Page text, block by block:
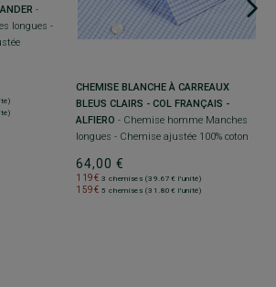
-
longues -
CHEMISE BLANCHE À CARREAUX
BLEUS CLAIRS - COL FRANÇAIS -
ALFIERO - Chemise homme Manches
longues - Chemise ajustée 100% coton
64,00 €
119€ 3 chemises (39.67€ l'unité)
159€ 5 chemises (31.80€ l'unité)